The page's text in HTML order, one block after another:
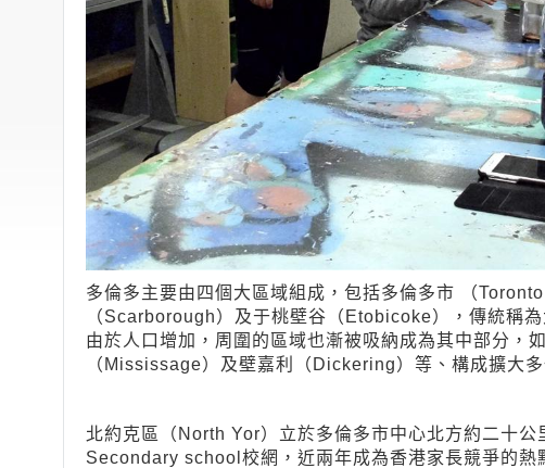
多倫多主要由四個大區域組成，包括多倫多市 （
（Scarborough）及于桃壁谷（Etobicoke），傳統稱
由於人口增加，周圍的區域也漸被吸納成為其中部分，
（Mississage）及壁嘉利（Dickering）等、構成擴大
北約克區（North Yor）立於多倫多市中心北方約二十
Secondary school校網，近兩年成為香港家長競爭的熱